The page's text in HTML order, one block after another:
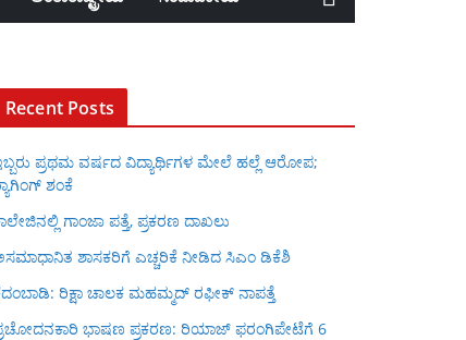
Recent Posts
ಪ್ರಥಮ ವರ್ಷದ ವಿದ್ಯಾರ್ಥಿಗಳ ಮೇಲೆ ಹಲ್ಲೆ ಆರೋಪ;
ಶಂಕೆ
ಗಾಂಜಾ ಪತ್ತೆ, ಪ್ರಕರಣ ದಾಖಲು
ಶಾಸಕರಿಗೆ ಎಚ್ಚರಿಕೆ ನೀಡಿದ ಸಿಎಂ ಡಿಕೆಶಿ
ರಿಕ್ಷಾ ಚಾಲಕ ಮಹಮ್ಮದ್ ರಫೀಕ್ ನಾಪತ್ತೆ
ಭಾಷಣ ಪ್ರಕರಣ: ರಿಯಾಜ್ ಫರಂಗಿಪೇಟೆಗೆ 6